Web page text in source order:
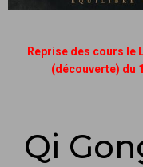
Reprise des cours le
(découverte) du
Qi